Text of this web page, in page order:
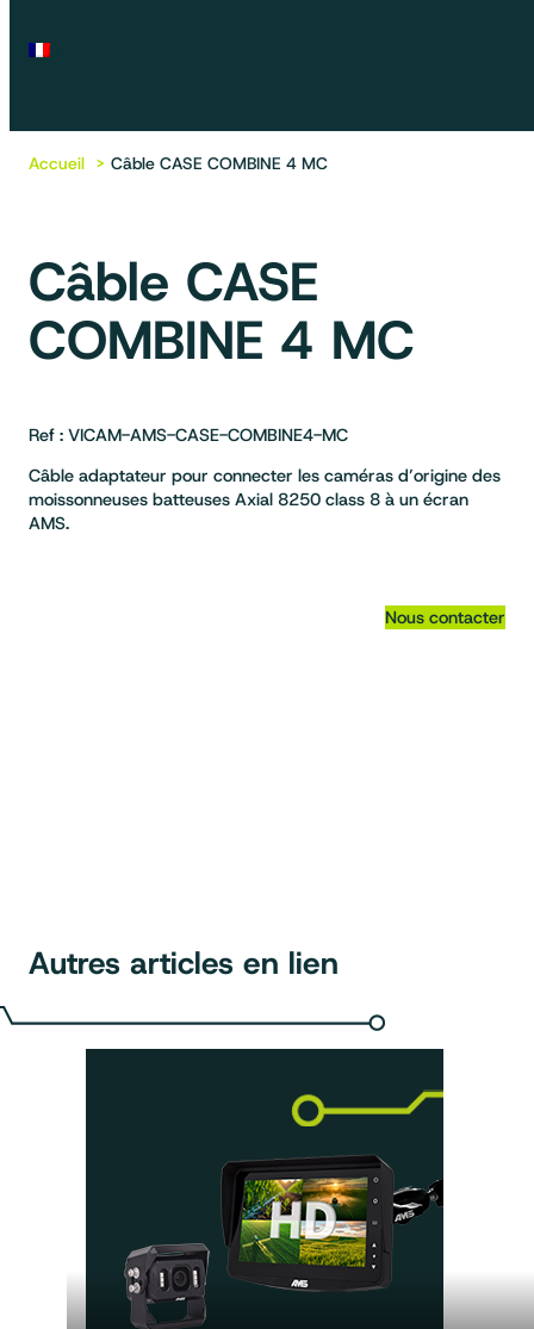
Accueil Câble CASE COMBINE 4 MC
Câble CASE
COMBINE 4 MC
Ref : VICAM-AMS-CASE-COMBINE4-MC
Câble adaptateur pour connecter les caméras d’origine des
moissonneuses batteuses Axial 8250 class 8 à un écran
AMS.
Nous contacter
Autres articles en lien